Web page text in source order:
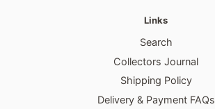
Links
Search
Collectors Journal
Shipping Policy
Delivery & Payment FAQs